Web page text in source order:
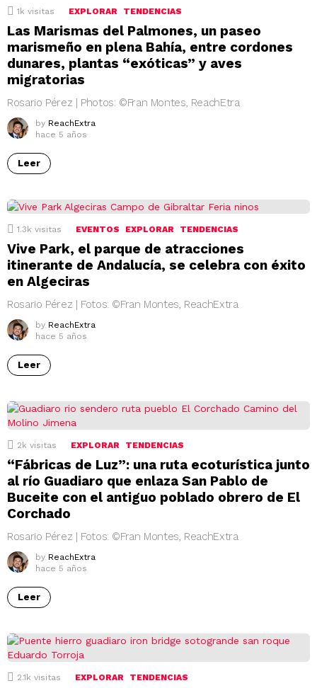
1k visitas EXPLORAR TENDENCIAS
Las Marismas del Palmones, un paseo
marismeño en plena Bahía, entre cordones
dunares, plantas “exóticas” y aves
migratorias
Rosario Pérez | Photos: ©Fran Montes, ReachEtra
by ReachExtra
hace 5 años
Leer
1.3k visitas EVENTOS EXPLORAR TENDENCIAS
Vive Park, el parque de atracciones
itinerante de Andalucía, se celebra con éxito
en Algeciras
Rosario Pérez | Fotos: ©Fran Montes, ReachExtra
by ReachExtra
hace 5 años
Leer
2k visitas EXPLORAR TENDENCIAS
“Fábricas de Luz”: una ruta ecoturística junto
al río Guadiaro que enlaza San Pablo de
Buceite con el antiguo poblado obrero de El
Corchado
Rosario Pérez | Fotos: ©Fran Montes, ReachExtra
by ReachExtra
hace 5 años
Leer
2.1k visitas EXPLORAR TENDENCIAS